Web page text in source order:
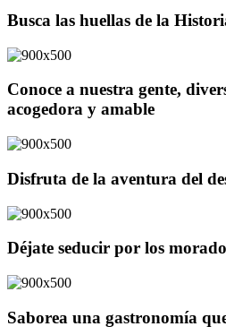
Busca las huellas de la
Conoce a nuestra gente,
acogedora y amable
Disfruta de la aventura del
Déjate seducir por los
Saborea una gastronomía